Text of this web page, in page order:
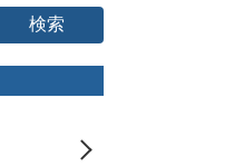
検索